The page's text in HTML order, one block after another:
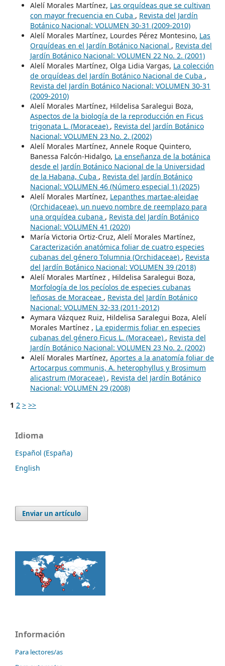
Alelí Morales Martínez, Las orquídeas que se cultivan
con mayor frecuencia en Cuba , Revista del Jardín
Botánico Nacional: VOLUMEN 30-31 (2009-2010)
Alelí Morales Martínez, Lourdes Pérez Montesino, Las
Orquídeas en el Jardín Botánico Nacional , Revista del
Jardín Botánico Nacional: VOLUMEN 22 No. 2. (2001)
Alelí Morales Martínez, Olga Lidia Vargas, La colección
de orquídeas del Jardín Botánico Nacional de Cuba ,
Revista del Jardín Botánico Nacional: VOLUMEN 30-31
(2009-2010)
Alelí Morales Martínez, Hildelisa Saralegui Boza,
Aspectos de la biología de la reproducción en Ficus
trigonata L. (Moraceae) , Revista del Jardín Botánico
Nacional: VOLUMEN 23 No. 2. (2002)
Alelí Morales Martínez, Annele Roque Quintero,
Banessa Falcón-Hidalgo, La enseñanza de la botánica
desde el Jardín Botánico Nacional de la Universidad
de la Habana, Cuba , Revista del Jardín Botánico
Nacional: VOLUMEN 46 (Número especial 1) (2025)
Alelí Morales Martínez, Lepanthes martae-aleidae
(Orchidaceae), un nuevo nombre de reemplazo para
una orquídea cubana , Revista del Jardín Botánico
Nacional: VOLUMEN 41 (2020)
María Victoria Ortiz-Cruz, Alelí Morales Martínez,
Caracterización anatómica foliar de cuatro especies
cubanas del género Tolumnia (Orchidaceae) , Revista
del Jardín Botánico Nacional: VOLUMEN 39 (2018)
Alelí Morales Martínez , Hildelisa Saralegui Boza,
Morfología de los pecíolos de especies cubanas
leñosas de Moraceae , Revista del Jardín Botánico
Nacional: VOLUMEN 32-33 (2011-2012)
Aymara Vázquez Ruiz, Hildelisa Saralegui Boza, Alelí
Morales Martínez , La epidermis foliar en especies
cubanas del género Ficus L. (Moraceae) , Revista del
Jardín Botánico Nacional: VOLUMEN 23 No. 2. (2002)
Alelí Morales Martínez, Aportes a la anatomía foliar de
Artocarpus communis, A. heterophyllus y Brosimum
alicastrum (Moraceae) , Revista del Jardín Botánico
Nacional: VOLUMEN 29 (2008)
1 2 > >>
Idioma
Español (España)
English
Enviar un artículo
Información
Para lectores/as